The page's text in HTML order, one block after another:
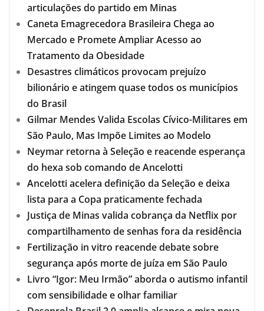
articulações do partido em Minas
Caneta Emagrecedora Brasileira Chega ao
Mercado e Promete Ampliar Acesso ao
Tratamento da Obesidade
Desastres climáticos provocam prejuízo
bilionário e atingem quase todos os municípios
do Brasil
Gilmar Mendes Valida Escolas Cívico-Militares em
São Paulo, Mas Impõe Limites ao Modelo
Neymar retorna à Seleção e reacende esperança
do hexa sob comando de Ancelotti
Ancelotti acelera definição da Seleção e deixa
lista para a Copa praticamente fechada
Justiça de Minas valida cobrança da Netflix por
compartilhamento de senhas fora da residência
Fertilização in vitro reacende debate sobre
segurança após morte de juíza em São Paulo
Livro “Igor: Meu Irmão” aborda o autismo infantil
com sensibilidade e olhar familiar